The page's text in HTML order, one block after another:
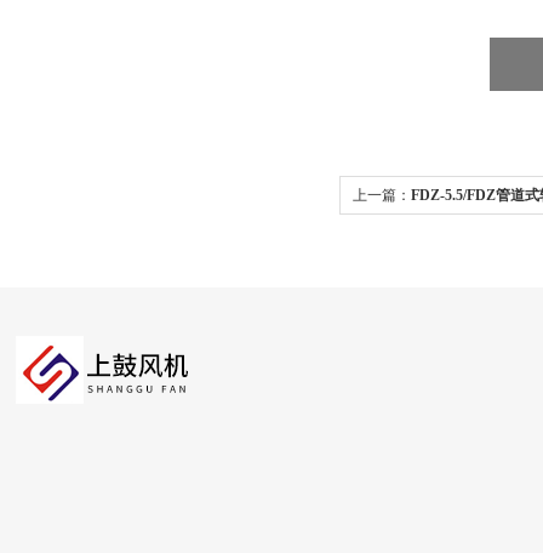
上一篇： FDZ-5.5/FDZ管道